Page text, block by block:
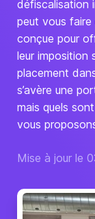
défiscalisation
peut vous
conçue pour
leur imposition
placement
s’avère une
mais quels
vous
Mise à jour le